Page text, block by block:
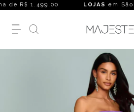
de R$ 1.499,00 LOJASem São